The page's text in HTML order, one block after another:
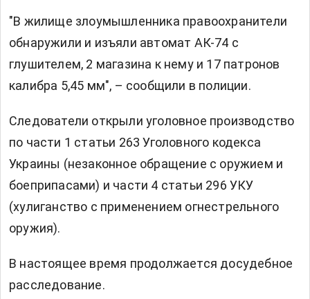
"В жилище злоумышленника правоохранители
обнаружили и изъяли автомат АК-74 с
глушителем, 2 магазина к нему и 17 патронов
калибра 5,45 мм", – сообщили в полиции.
Следователи открыли уголовное производство
по части 1 статьи 263 Уголовного кодекса
Украины (незаконное обращение с оружием и
боеприпасами) и части 4 статьи 296 УКУ
(хулиганство с применением огнестрельного
оружия).
В настоящее время продолжается досудебное
расследование.